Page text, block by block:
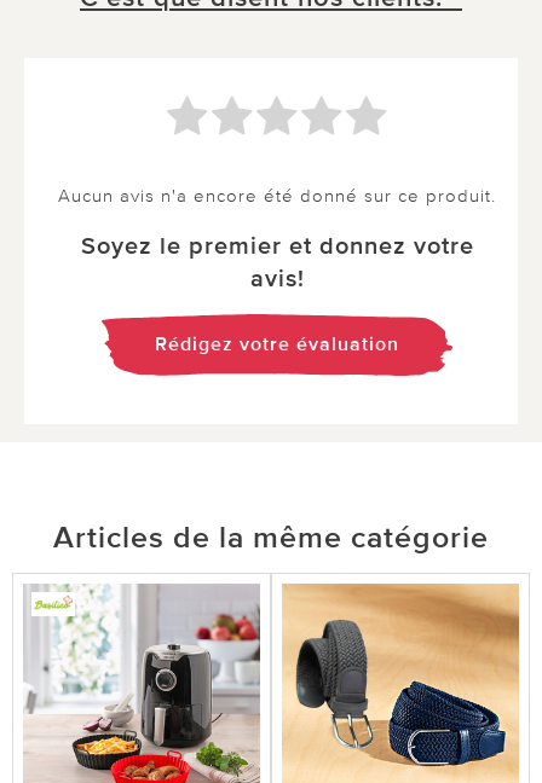
Aucun avis n'a encore été donné sur ce produit.
Soyez le premier et donnez votre
avis!
Rédigez votre évaluation
Articles de la même catégorie